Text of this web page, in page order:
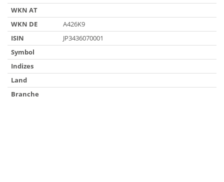
WKN AT
WKN DE
A426K9
ISIN
JP3436070001
Symbol
Indizes
Land
Branche